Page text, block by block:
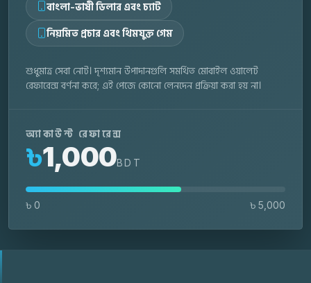
বাংলা-ভাষী ডিলার এবং চ্যাট
নিয়মিত প্রচার এবং থিমযুক্ত গেম
শুধুমাত্র সেবা নোট। দৃশ্যমান উপাদানগুলি সমর্থিত মোবাইল ওয়ালেট
রেফারেন্স বর্ণনা করে; এই পেজে কোনো লেনদেন প্রক্রিয়া করা হয় না।
অ্যাকাউন্ট রেফারেন্স
৳1,000BDT
৳ 0 ৳ 5,000